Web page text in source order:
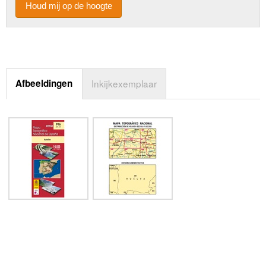
Houd mij op de hoogte
Afbeeldingen Inkijkexemplaar